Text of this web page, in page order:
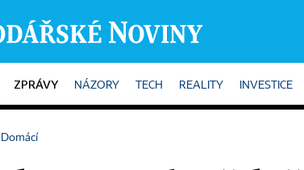
ZPRÁVY NÁZORY TECH REALITY INVESTICE
Domácí